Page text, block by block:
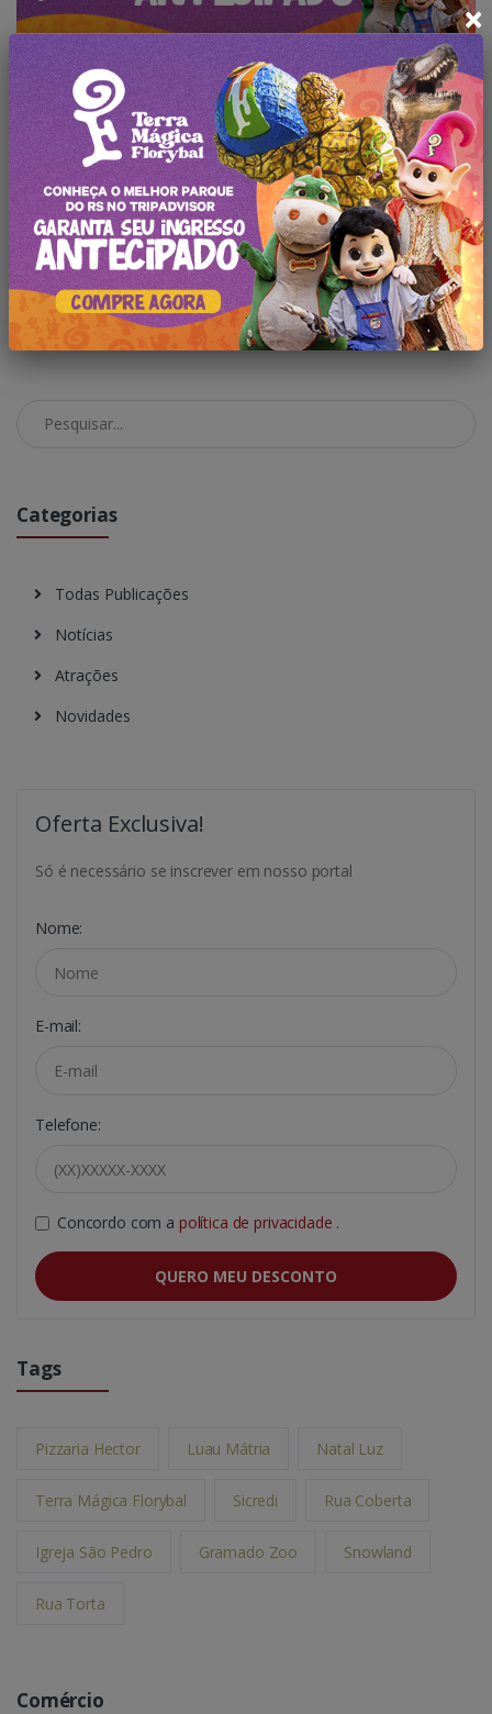
Deixe seu comentário
Façaloginpara comentar a
publicação.
Pesquisar no Blog
Categorias
Todas Publicações
Notícias
Atrações
Novidades
Oferta Exclusiva!
Só é necessário se inscrever em nosso portal
Nome:
E-mail:
Telefone:
Concordo com a política de privacidade .
QUERO MEU DESCONTO
Tags
Pizzaria Hector Luau Mátria Natal Luz
Terra Mágica Florybal Sicredi Rua Coberta
Igreja São Pedro Gramado Zoo Snowland
Rua Torta
Comércio
×